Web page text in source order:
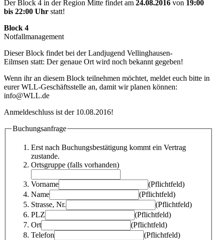
Der Block 4 in der Region Mitte findet am 24.08.2016 von 19:00
bis 22:00 Uhr statt!
Block 4
Notfallmanagement
Dieser Block findet bei der Landjugend Vellinghausen-
Eilmsen statt: Der genaue Ort wird noch bekannt gegeben!
Wenn ihr an diesem Block teilnehmen möchtet, meldet euch bitte in
eurer WLL-Geschäftsstelle an, damit wir planen können:
info@WLL.de
Anmeldeschluss ist der 10.08.2016!
Buchungsanfrage
Erst nach Buchungsbestätigung kommt ein Vertrag
zustande.
Ortsgruppe (falls vorhanden)
Vorname
(Pflichtfeld)
Name
(Pflichtfeld)
Strasse, Nr.
(Pflichtfeld)
PLZ
(Pflichtfeld)
Ort
(Pflichtfeld)
Telefon
(Pflichtfeld)